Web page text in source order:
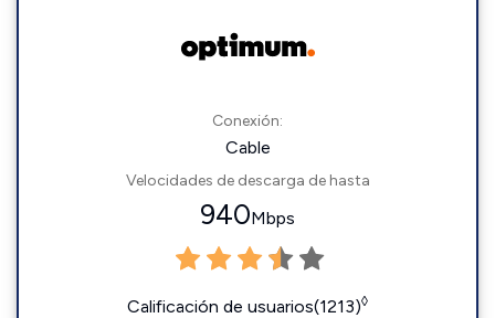
Conexión:
Cable
Velocidades de descarga de hasta
940Mbps
Calificación de usuarios(1213)◊